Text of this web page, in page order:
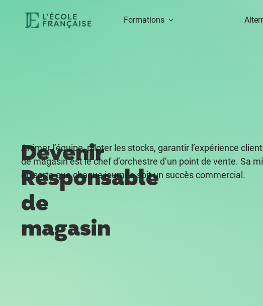
Formations
Devenir
Responsable
de
magasin
Animer l’équipe, piloter les stocks, garantir l’expérience
de magasin est le chef d’orchestre d’un point de vente. Sa
en sorte que chaque journée soit un succès commercial.